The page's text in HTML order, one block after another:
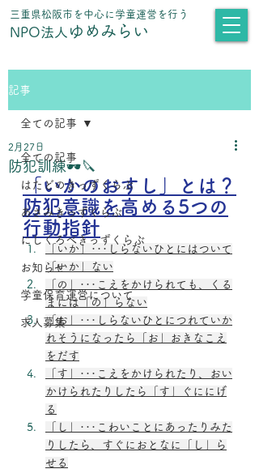
​三重県松阪市を中心に学童運営を行う
NPO法人 ゆめみらい
記事
全ての記事
はたどのきっずくらぶ
あさみきっずくらぶ
にしくろべきっずくらぶ
お知らせ
学童保育運営について
求人募集
全ての記事
防犯訓練🕶🔪
2月27日
「いかのおすし」とは？
防犯意識を高める5つの
行動指針
「いか」･･･しらないひとにはついて
「いか」ない
「の」･･･こえをかけられても、くる
まには「の」らない
「お」･･･しらないひとにつれていか
れそうになったら「お」おきなこえ
をだす
「す」･･･こえをかけられたり、おい
かけられたりしたら「す」ぐににげ
る
「し」･･･こわいことにあったりみた
りしたら、すぐにおとなに「し」ら
せる